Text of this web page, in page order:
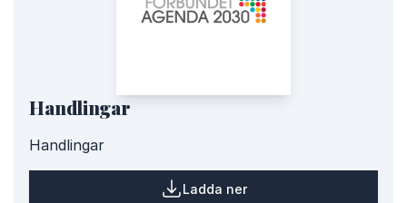
Handlingar
Handlingar
Ladda ner